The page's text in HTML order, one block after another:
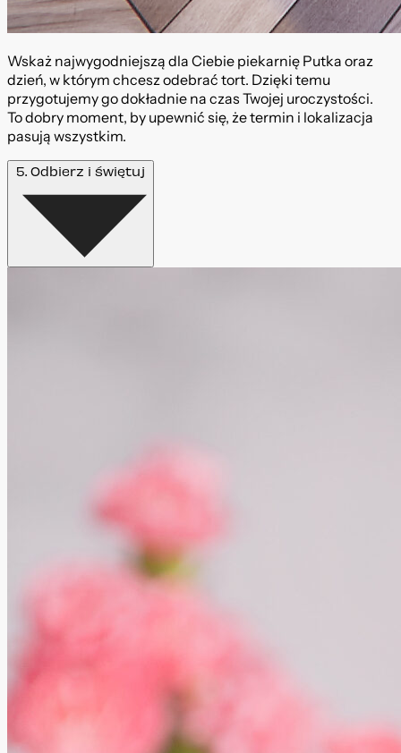
Wskaż najwygodniejszą dla Ciebie piekarnię Putka oraz
dzień, w którym chcesz odebrać tort. Dzięki temu
przygotujemy go dokładnie na czas Twojej uroczystości.
To dobry moment, by upewnić się, że termin i lokalizacja
pasują wszystkim.
5. Odbierz i świętuj